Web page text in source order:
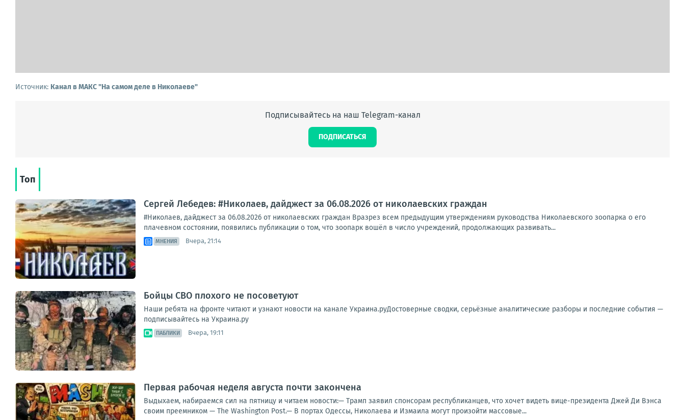
Источник: Канал в МАКС "На самом деле в Николаеве"
Подписывайтесь на наш Telegram-канал
ПОДПИСАТЬСЯ
Топ
Сергей Лебедев: #Николаев, дайджест за 06.08.2026 от николаевских граждан
#Николаев, дайджест за 06.08.2026 от николаевских граждан Вразрез всем предыдущим утверждениям руководства Николаевского зоопарка о его
плачевном состоянии, появились публикации о том, что зоопарк вошёл в число учреждений, продолжающих развивать...
МНЕНИЯ Вчера, 21:14
Бойцы СВО плохого не посоветуют
Наши ребята на фронте читают и узнают новости на канале Украина.руДостоверные сводки, серьёзные аналитические разборы и последние события —
подписывайтесь на Украина.ру
ПАБЛИКИ Вчера, 19:11
Первая рабочая неделя августа почти закончена
Выдыхаем, набираемся сил на пятницу и читаем новости:— Трамп заявил спонсорам республиканцев, что хочет видеть вице-президента Джей Ди Вэнса
своим преемником — The Washington Post.— В портах Одессы, Николаева и Измаила могут произойти массовые...